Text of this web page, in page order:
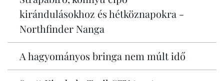
kirándulásokhoz és hétköznapokra -
Northfinder Nanga
A hagyományos bringa nem múlt idő